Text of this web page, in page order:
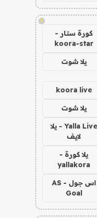
!
كورة ستار -
koora-star
يلا شوت
koora live
يلا شوت
Yalla Live - يلا
لايف
يلا كورة -
yallakora
اس جول - AS
Goal